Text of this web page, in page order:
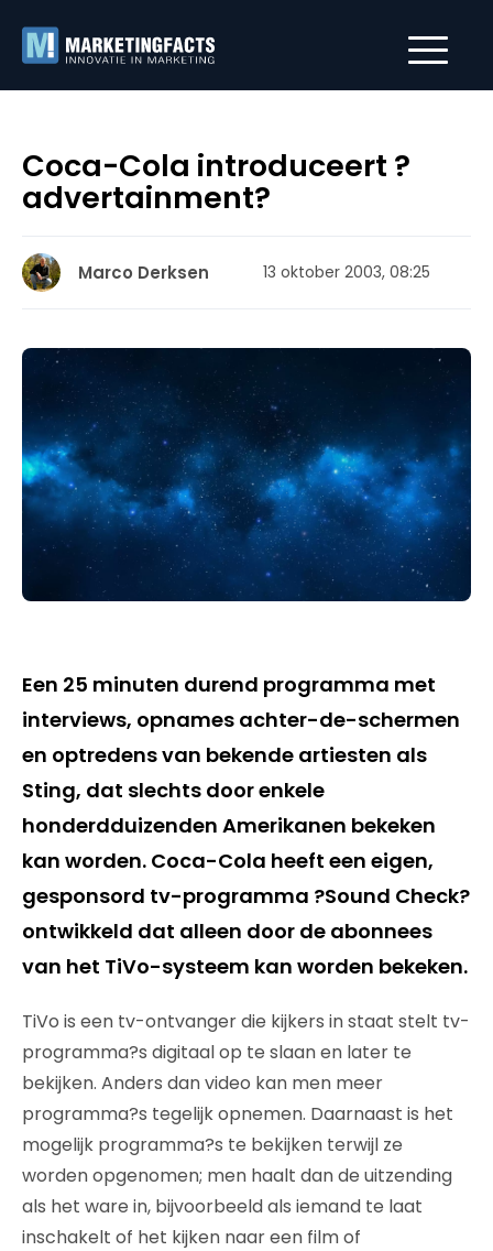
Coca-Cola introduceert ?
advertainment?
Marco Derksen 13 oktober 2003, 08:25
Een 25 minuten durend programma met
interviews, opnames achter-de-schermen
en optredens van bekende artiesten als
Sting, dat slechts door enkele
honderdduizenden Amerikanen bekeken
kan worden. Coca-Cola heeft een eigen,
gesponsord tv-programma ?Sound Check?
ontwikkeld dat alleen door de abonnees
van het TiVo-systeem kan worden bekeken.
TiVo is een tv-ontvanger die kijkers in staat stelt tv-
programma?s digitaal op te slaan en later te
bekijken. Anders dan video kan men meer
programma?s tegelijk opnemen. Daarnaast is het
mogelijk programma?s te bekijken terwijl ze
worden opgenomen; men haalt dan de uitzending
als het ware in, bijvoorbeeld als iemand te laat
inschakelt of het kijken naar een film of